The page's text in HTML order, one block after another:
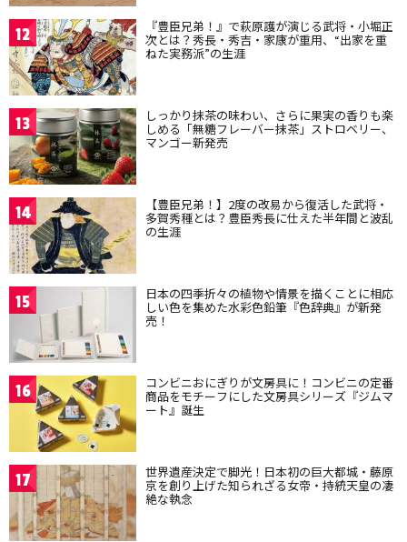
12 『豊臣兄弟！』で萩原護が演じる武将・小堀正
次とは？秀長・秀吉・家康が重用、“出家を重
ねた実務派”の生涯
13 しっかり抹茶の味わい、さらに果実の香りも楽
しめる「無糖フレーバー抹茶」ストロベリー、
マンゴー新発売
14 【豊臣兄弟！】2度の改易から復活した武将・
多賀秀種とは？豊臣秀長に仕えた半年間と波乱
の生涯
15 日本の四季折々の植物や情景を描くことに相応
しい色を集めた水彩色鉛筆『色辞典』が新発
売！
16 コンビニおにぎりが文房具に！コンビニの定番
商品をモチーフにした文房具シリーズ『ジムマ
ート』誕生
17 世界遺産決定で脚光！日本初の巨大都城・藤原
京を創り上げた知られざる女帝・持統天皇の凄
絶な執念